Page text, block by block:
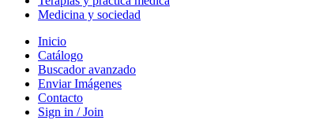
Medicina y sociedad
Inicio
Catálogo
Buscador avanzado
Enviar Imágenes
Contacto
Sign in / Join